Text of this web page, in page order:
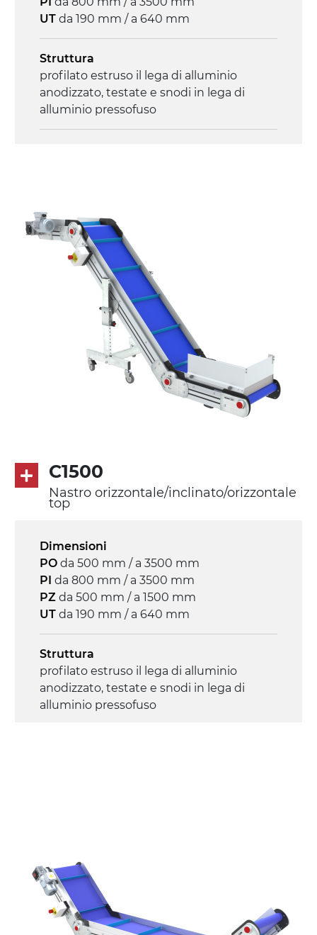
3.4 m/minuto
on/off, E-Stop, protezione termica motore
UT da 190 mm / a 640 mm
Struttura
profilato estruso il lega di alluminio
anodizzato, testate e snodi in lega di
alluminio pressofuso
Supporti di sostegno
cannocchiali con cerniere in lega di
alluminio pressofuso, gambe in tubolare
in metallo zincato, ruote pivottanti
con/senza freno (2+2)
PU superficie blue opaco
profili di trasporto in PU
diretta in traino (lato sinistro), motore
Velocità
3.4 m/minuto
Controllo
on/off, E-Stop, protezione termica motore
C1500
Nastro orizzontale/inclinato/orizzontale
top
Dimensioni
PO da 500 mm / a 3500 mm
PI da 800 mm / a 3500 mm
PZ da 500 mm / a 1500 mm
UT da 190 mm / a 640 mm
Struttura
profilato estruso il lega di alluminio
anodizzato, testate e snodi in lega di
alluminio pressofuso
in metallo zincato, ruote pivottanti
con/senza freno (2+2)
Tappeto